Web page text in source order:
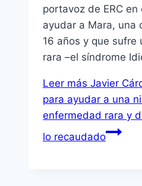
portavoz de ERC en
ayudar a Mara, una
16 años y que sufre
rara –el síndrome
Leer más Javier
para ayudar a una
enfermedad rara y
lo recaudado